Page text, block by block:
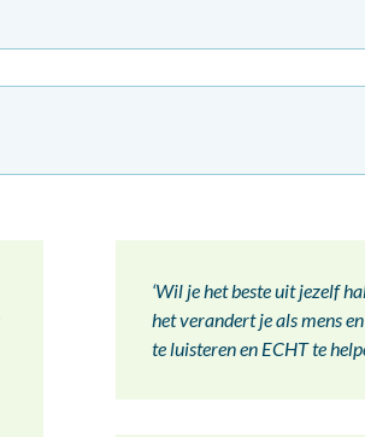
‘Wil je het beste uit jezelf
het verandert je als mens
te luisteren en ECHT te